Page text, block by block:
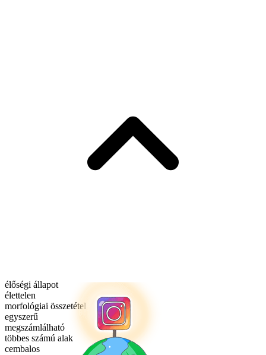
élőségi állapot
élettelen
morfológiai összetétel
egyszerű
megszámlálható
többes számú alak
cembalos